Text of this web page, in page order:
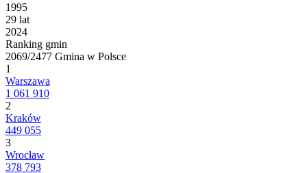
1995
29 lat
2024
Ranking gmin
2069/2477 Gmina w Polsce
1
Warszawa
1 061 910
2
Kraków
449 055
3
Wrocław
378 793